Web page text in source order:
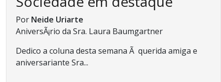
Por Neide Uriarte
AniversÃ¡rio da Sra. Laura Baumgartner
Dedico a coluna desta semana Ã querida amiga e
aniversariante Sra...